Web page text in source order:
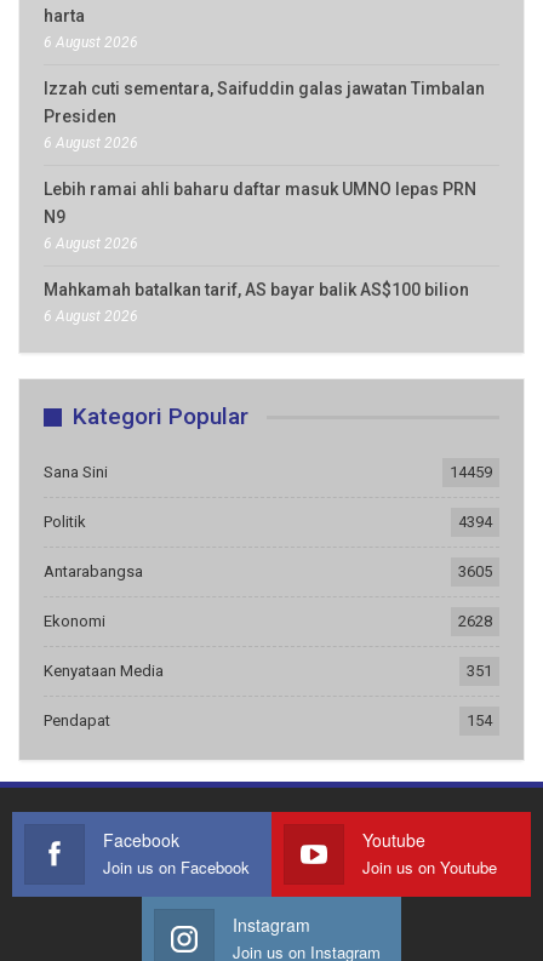
harta
6 August 2026
Izzah cuti sementara, Saifuddin galas jawatan Timbalan
Presiden
6 August 2026
Lebih ramai ahli baharu daftar masuk UMNO lepas PRN
N9
6 August 2026
Mahkamah batalkan tarif, AS bayar balik AS$100 bilion
6 August 2026
Kategori Popular
Sana Sini 14459
Politik 4394
Antarabangsa 3605
Ekonomi 2628
Kenyataan Media 351
Pendapat 154
Facebook
Join us on Facebook
Youtube
Join us on Youtube
Instagram
Join us on Instagram